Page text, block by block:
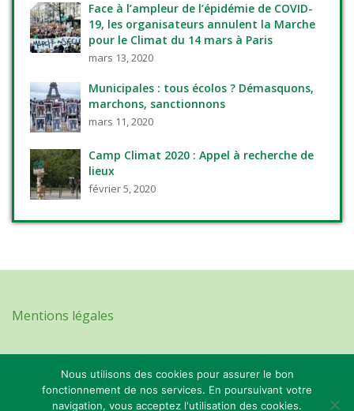
Face à l’ampleur de l’épidémie de COVID-
19, les organisateurs annulent la Marche
pour le Climat du 14 mars à Paris
mars 13, 2020
Municipales : tous écolos ? Démasquons,
marchons, sanctionnons
mars 11, 2020
Camp Climat 2020 : Appel à recherche de
lieux
février 5, 2020
Mentions légales
Ensemble, construisons un monde meilleur en relevant le
défi climatique !
Nous utilisons des cookies pour assurer le bon
fonctionnement de nos services. En poursuivant votre
navigation, vous acceptez l'utilisation des cookies.